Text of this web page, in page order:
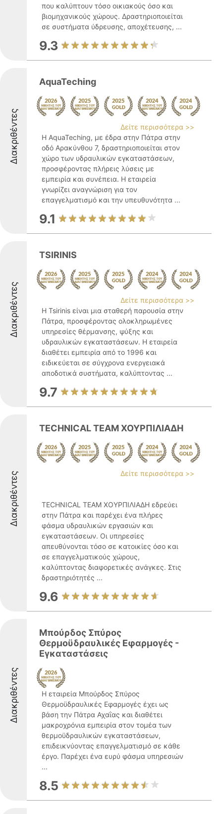
που καλύπτουν τόσο οικιακούς όσο και
βιομηχανικούς χώρους. Δραστηριοποιείται
σε συστήματα ύδρευσης, αποχέτευσης, ...
9.3
Διακριθέντες
AquaTeching
Δείτε περισσότερα >>
Η AquaTeching, με έδρα στην Πάτρα στην
οδό Αρακύνθου 7, δραστηριοποιείται στον
χώρο των υδραυλικών εγκαταστάσεων,
προσφέροντας πλήρεις λύσεις με
εμπειρία και συνέπεια. Η εταιρεία
γνωρίζει αναγνώριση για τον
επαγγελματισμό και την υπευθυνότητα ...
9.1
Διακριθέντες
TSIRINIS
Δείτε περισσότερα >>
Η Tsirinis είναι μια σταθερή παρουσία στην
Πάτρα, προσφέροντας ολοκληρωμένες
υπηρεσίες θέρμανσης, ψύξης και
υδραυλικών εγκαταστάσεων. Η εταιρεία
διαθέτει εμπειρία από το 1996 και
ειδικεύεται σε σύγχρονα ενεργειακά
αποδοτικά συστήματα, καλύπτοντας ...
9.7
Διακριθέντες
TECHNICAL TEAM ΧΟΥΡΠΙΛΙΑΔΗ
Δείτε περισσότερα >>
TECHNICAL TEAM ΧΟΥΡΠΙΛΙΑΔΗ εδρεύει
στην Πάτρα και παρέχει ένα πλήρες
φάσμα υδραυλικών εργασιών και
εγκαταστάσεων. Οι υπηρεσίες
απευθύνονται τόσο σε κατοικίες όσο και
σε επαγγελματικούς χώρους,
καλύπτοντας διαφορετικές ανάγκες. Στις
δραστηριότητές ...
9.6
Διακριθέντες
Μπούρδος Σπύρος
Θερμοϋδραυλικές Εφαρμογές -
Εγκαταστάσεις
Η εταιρεία Μπούρδος Σπύρος
Θερμοϋδραυλικές Εφαρμογές έχει ως
βάση την Πάτρα Αχαΐας και διαθέτει
μακροχρόνια εμπειρία στον τομέα των
θερμοϋδραυλικών εγκαταστάσεων,
επιδεικνύοντας επαγγελματισμό σε κάθε
έργο. Παρέχει ένα ευρύ φάσμα υπηρεσιών
...
8.5